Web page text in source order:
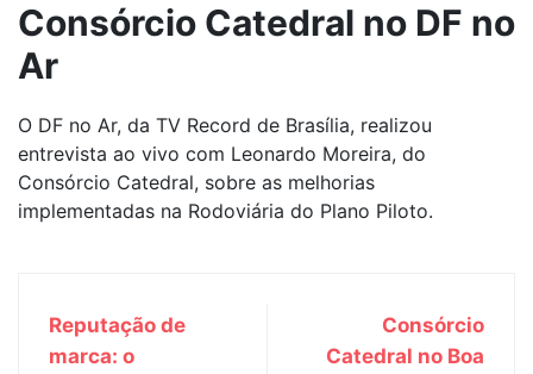
Consórcio Catedral no DF no
Ar
O DF no Ar, da TV Record de Brasília, realizou
entrevista ao vivo com Leonardo Moreira, do
Consórcio Catedral, sobre as melhorias
implementadas na Rodoviária do Plano Piloto.
Reputação de
marca: o
Consórcio
Catedral no Boa